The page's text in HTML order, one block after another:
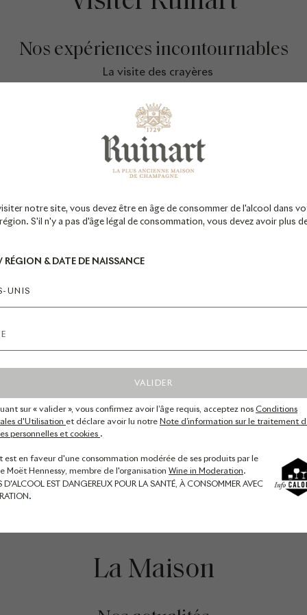
notre site, vous devez être en âge de consommer de l'alcool dans
S'il n'y a pas d'âge légal de consommation, vous devez avoir plus
RÉGION & DATE DE NAISSANCE
UNIS
VALIDER
sur « valider », vous confirmez avoir l’âge requis, acceptez nos Conditions
d'Utilisation et déclare avoir lu notre Note d’information sur le traitement
personnelles et cookies .
est en faveur d'une consommation modérée de ses produits par le
Moët Hennessy, membre de l'organisation Wine in Moderation.
D'ALCOOL EST DANGEREUX POUR LA SANTÉ, À CONSOMMER AVEC
.
Nos expériences incontournables
La visite des crayères
La visite culture et nature
Le déjeuner Ruinart
Nos expériences d'exception
Les dîners Ruinart par Arnaud Donckele***
La parenthèse gastronomique
Les braseros d'été
4 rue des crayères, reims
Le Bar by Ruinart
Les crayères
Le savoir-faire œnologique
La Maison